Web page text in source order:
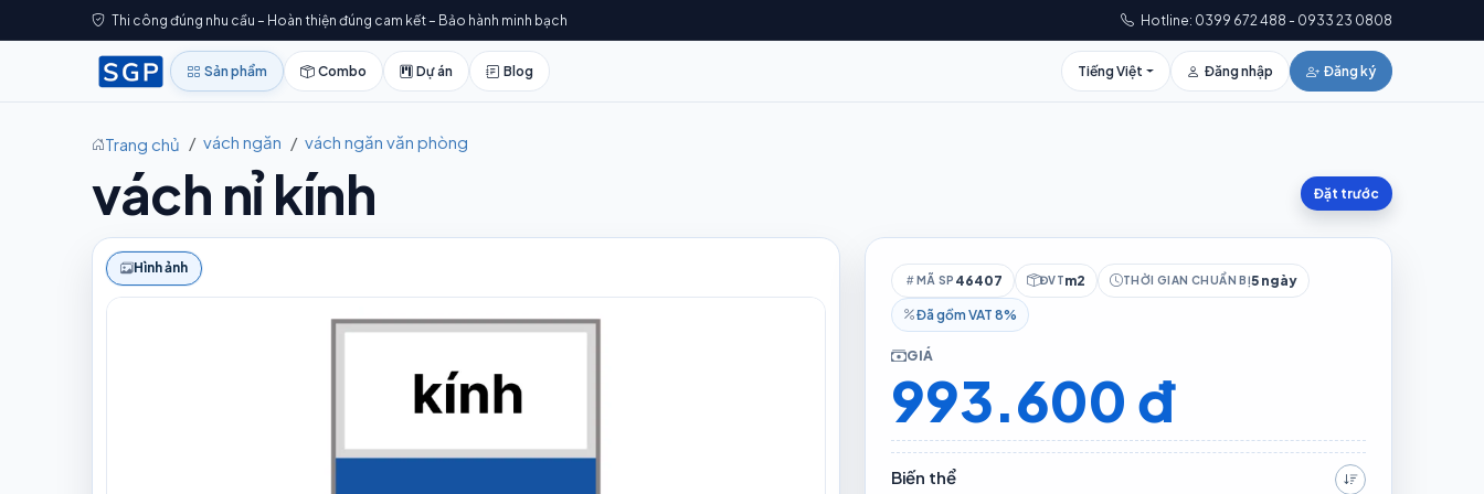
Thi công đúng nhu cầu – Hoàn thiện đúng cam kết – Bảo hành minh bạch Hotline: 0399 672 488 - 0933 23 0808
Sản phẩm Combo Dự án Blog Tiếng Việt Đăng nhập Đăng ký
Trang chủ vách ngăn vách ngăn văn phòng
vách nỉ kính Đặt trước
Hình ảnh
MÃ SP 46407 ĐVTm2 THỜI GIAN CHUẨN BỊ5 ngày
Đã gồm VAT 8%
GIÁ
993.600 đ
Biến thể Giá tăng dần